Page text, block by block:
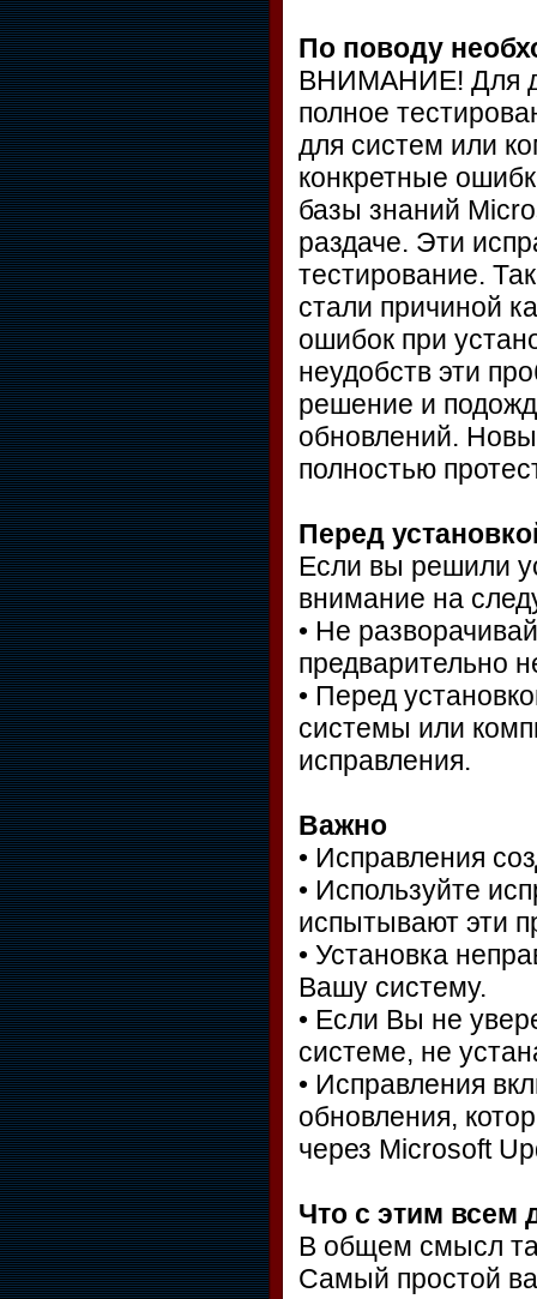
По поводу
ВНИМАНИЕ! Для
полное
для систем или
конкретные
базы знаний
раздаче. Эти
тестирование.
стали причиной
ошибок при
неудобств эти
решение и
обновлений.
полностью
Перед
Если вы решили
внимание на
• Не
предварительно
• Перед
системы или
исправления.
Важно
• Исправления
• Используйте
испытывают эти
• Установка
Вашу систему.
• Если Вы не
системе, не
• Исправления
обновления,
через Microsoft
Что с этим всем
В общем смысл
Самый простой